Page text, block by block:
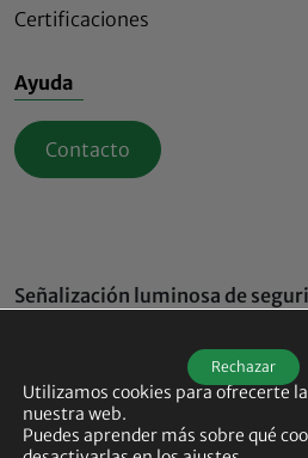
Certificaciones
Ayuda
Contacto
Señalización luminosa de
ECO-INNOV All rights
Agence de communication B17-
Política de protección de datos-
Gestionar mis cookies
Utilizamos cookies para ofrecerte
nuestra web.
Puedes aprender más sobre qué
Rechazar